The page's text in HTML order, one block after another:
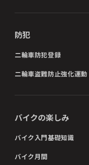
防犯
二輪車防犯登録
二輪車盗難防止強化運動
バイクの楽しみ
バイク入門基礎知識
バイク月間